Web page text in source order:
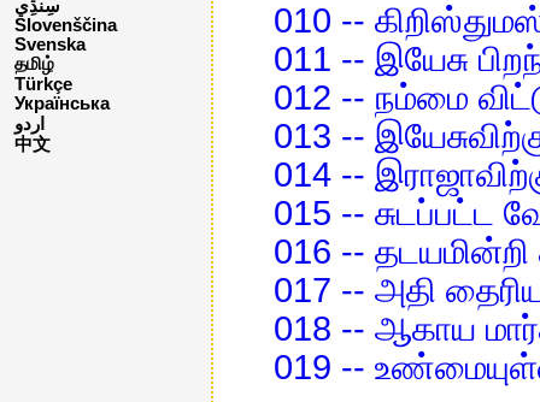
Slovenščina
Svenska
தமிழ்
Türkçe
Українська
اردو
中文
010 --
011 -- இயேசு
012 -- நம்மை
013 --
014 --
015 -- சுடப்பட்ட
016 --
017 -- அதி
018 -- ஆகாய
019 --